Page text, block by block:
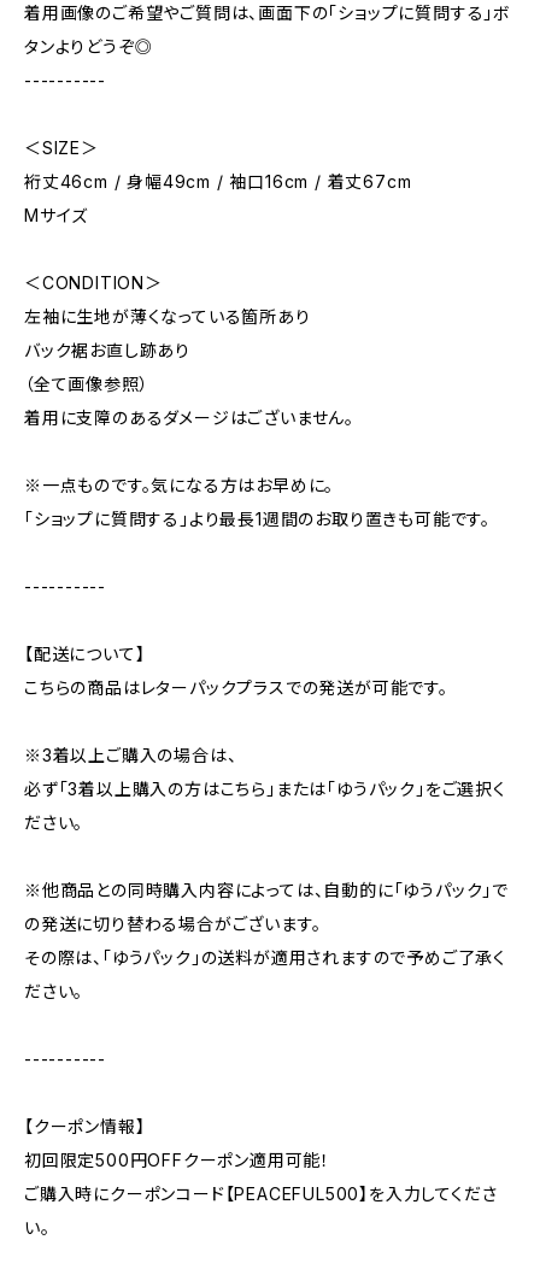
着用画像のご希望やご質問は、画面下の「ショップに質問する」ボ
タンよりどうぞ◎
----------
＜SIZE＞
裄丈46cm / 身幅49cm / 袖口16cm / 着丈67cm
Mサイズ
＜CONDITION＞
左袖に生地が薄くなっている箇所あり
バック裾お直し跡あり
（全て画像参照）
着用に支障のあるダメージはございません。
※一点ものです。気になる方はお早めに。
「ショップに質問する」より最長1週間のお取り置きも可能です。
----------
【配送について】
こちらの商品はレターパックプラスでの発送が可能です。
※3着以上ご購入の場合は、
必ず「3着以上購入の方はこちら」または「ゆうパック」をご選択く
ださい。
※他商品との同時購入内容によっては、自動的に「ゆうパック」で
の発送に切り替わる場合がございます。
その際は、「ゆうパック」の送料が適用されますので予めご了承く
ださい。
----------
【クーポン情報】
初回限定500円OFFクーポン適用可能！
ご購入時にクーポンコード【PEACEFUL500】を入力してくださ
い。